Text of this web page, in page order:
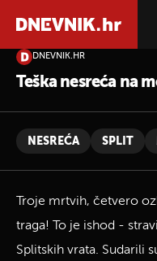
DNEVNIK.HR
Teška nesreća na
NESREĆA SPLIT
Troje mrtvih, četvero
traga! To je ishod -
Splitskih vrata. Sudarili
PRETRAŽITE VIJESTI